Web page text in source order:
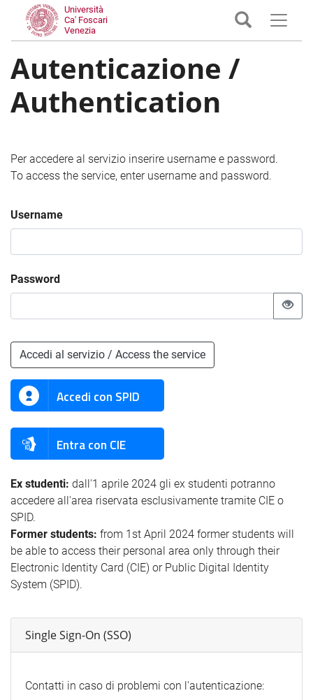
Università
Ca' Foscari
Venezia
Autenticazione /
Authentication
Per accedere al servizio inserire username e password.
To access the service, enter username and password.
Username
Password
Accedi al servizio / Access the service
Accedi con SPID
Entra con CIE
Ex studenti: dall'1 aprile 2024 gli ex studenti potranno
accedere all'area riservata esclusivamente tramite CIE o
SPID.
Former students: from 1st April 2024 former students will
be able to access their personal area only through their
Electronic Identity Card (CIE) or Public Digital Identity
System (SPID).
Single Sign-On (SSO)
Contatti in caso di problemi con l'autenticazione: